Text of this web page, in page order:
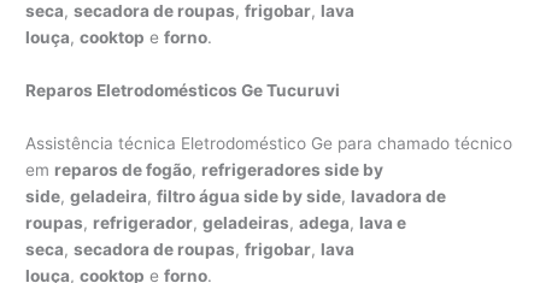
seca,secadora de roupas,frigobar, lava
louça,cooktop eforno.
Reparos Eletrodomésticos Ge Tucuruvi
Assistência técnica Eletrodoméstico Ge para chamado técnico
em reparos de fogão, refrigeradores side by
side,geladeira,filtro água side by side, lavadora de
roupas, refrigerador,geladeiras,adega, lava e
seca,secadora de roupas,frigobar, lava
louça,cooktop eforno.